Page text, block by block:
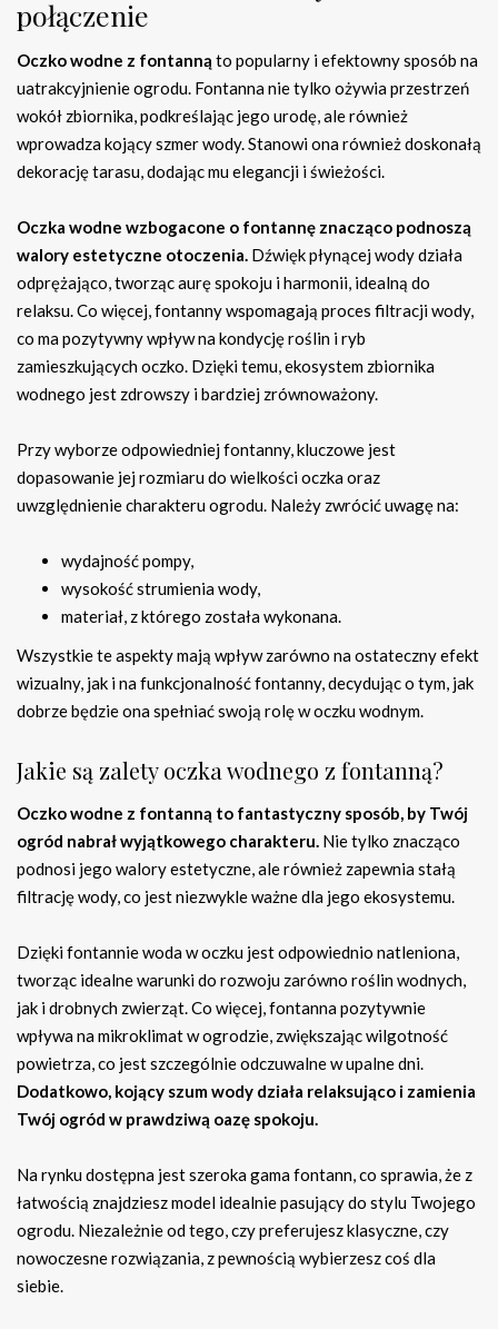
połączenie
Oczko wodne z fontanną to popularny i efektowny sposób na
uatrakcyjnienie ogrodu. Fontanna nie tylko ożywia przestrzeń
wokół zbiornika, podkreślając jego urodę, ale również
wprowadza kojący szmer wody. Stanowi ona również doskonałą
dekorację tarasu, dodając mu elegancji i świeżości.
Oczka wodne wzbogacone o fontannę znacząco podnoszą
walory estetyczne otoczenia. Dźwięk płynącej wody działa
odprężająco, tworząc aurę spokoju i harmonii, idealną do
relaksu. Co więcej, fontanny wspomagają proces filtracji wody,
co ma pozytywny wpływ na kondycję roślin i ryb
zamieszkujących oczko. Dzięki temu, ekosystem zbiornika
wodnego jest zdrowszy i bardziej zrównoważony.
Przy wyborze odpowiedniej fontanny, kluczowe jest
dopasowanie jej rozmiaru do wielkości oczka oraz
uwzględnienie charakteru ogrodu. Należy zwrócić uwagę na:
wydajność pompy,
wysokość strumienia wody,
materiał, z którego została wykonana.
Wszystkie te aspekty mają wpływ zarówno na ostateczny efekt
wizualny, jak i na funkcjonalność fontanny, decydując o tym, jak
dobrze będzie ona spełniać swoją rolę w oczku wodnym.
Jakie są zalety oczka wodnego z fontanną?
Oczko wodne z fontanną to fantastyczny sposób, by Twój
ogród nabrał wyjątkowego charakteru. Nie tylko znacząco
podnosi jego walory estetyczne, ale również zapewnia stałą
filtrację wody, co jest niezwykle ważne dla jego ekosystemu.
Dzięki fontannie woda w oczku jest odpowiednio natleniona,
tworząc idealne warunki do rozwoju zarówno roślin wodnych,
jak i drobnych zwierząt. Co więcej, fontanna pozytywnie
wpływa na mikroklimat w ogrodzie, zwiększając wilgotność
powietrza, co jest szczególnie odczuwalne w upalne dni.
Dodatkowo, kojący szum wody działa relaksująco i zamienia
Twój ogród w prawdziwą oazę spokoju.
Na rynku dostępna jest szeroka gama fontann, co sprawia, że z
łatwością znajdziesz model idealnie pasujący do stylu Twojego
ogrodu. Niezależnie od tego, czy preferujesz klasyczne, czy
nowoczesne rozwiązania, z pewnością wybierzesz coś dla
siebie.